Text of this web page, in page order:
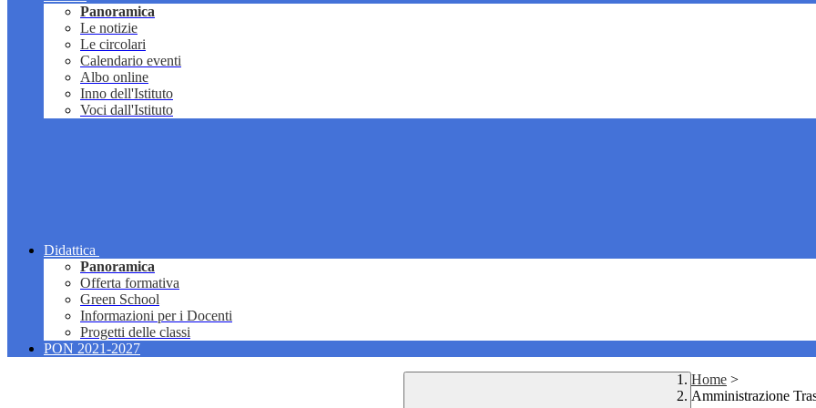
Panoramica
Le notizie
Le circolari
Calendario eventi
Albo online
Inno dell'Istituto
Voci dall'Istituto
Didattica
Panoramica
Offerta formativa
Green School
Informazioni per i Docenti
Progetti delle classi
PON 2021-2027
Home >
Amministrazione